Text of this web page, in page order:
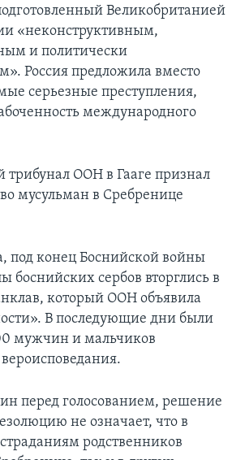
Великобританией
«неконструктивным,
и политически
Россия предложила вместо
серьезные преступления,
международного
ООН в Гааге признал
мусульман в Сребренице
под конец Боснийской войны
боснийских сербов вторглись в
который ООН объявила
В последующие дни были
мужчин и мальчиков
перед голосованием, решение
не означает, что в
родственников